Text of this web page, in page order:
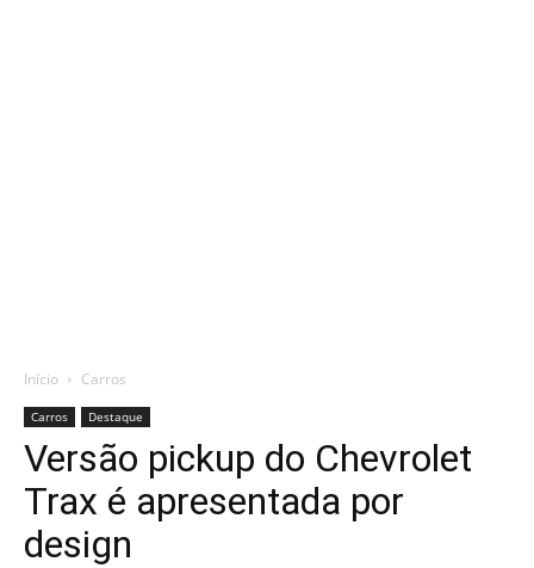
Início Carros
Carros Destaque
Versão pickup do Chevrolet
Trax é apresentada por
design